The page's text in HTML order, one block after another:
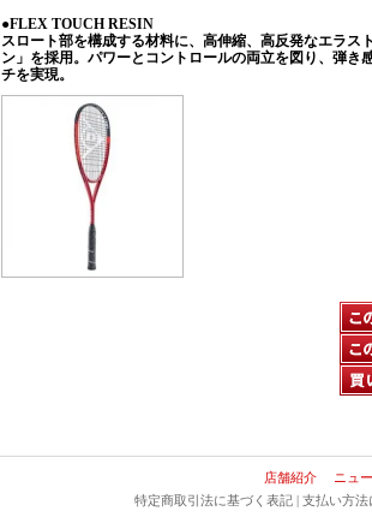
●FLEX TOUCH RESIN
スロート部を構成する材料に、高伸縮、高反発なエラス
ン」を採用。パワーとコントロールの両立を図り、弾き
チを実現。
店舗紹介
ニュ
特定商取引法に基づく表記| 支払い方法